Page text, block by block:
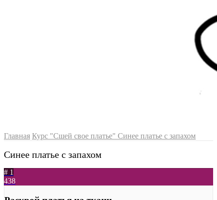
Главная Курс "Сшей свое платье" Синее платье с запахом
Синее платье с запахом
# 1
438